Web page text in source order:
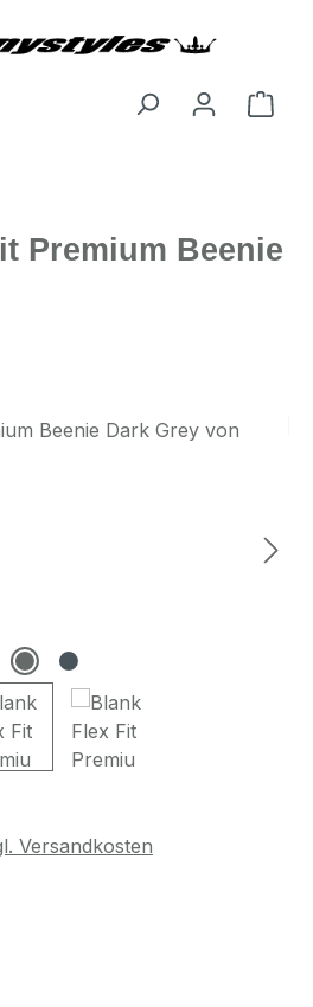
Premium Beenie
Versandkosten